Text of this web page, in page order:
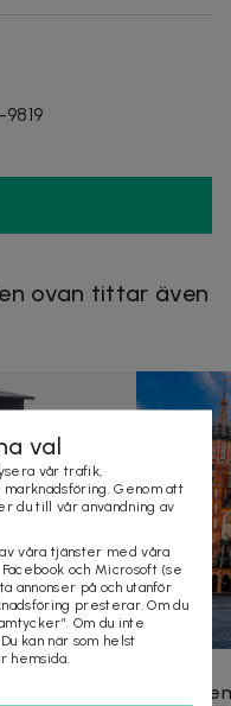
ovan tittar även
Res till
val
vår trafik,
Genom att
du till vår användning av
våra tjänster med våra
och Microsoft (se
annonser på och utanför
presterar. Om du
Om du inte
kan när som helst
hemsida.